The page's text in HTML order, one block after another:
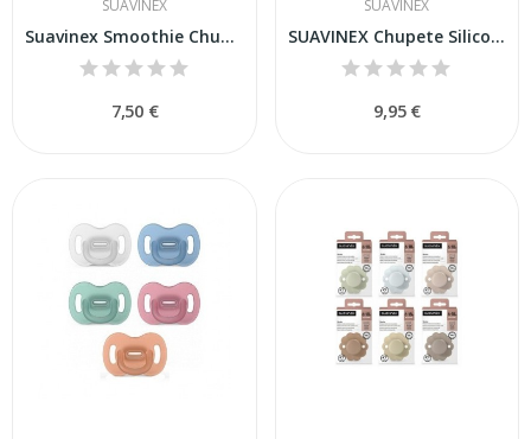
SUAVINEX
Suavinex Smoothie Chupete Silicona 6-18m
7,50 €
SUAVINEX
SUAVINEX Chupete Silicona Fisiológico 0 - 6...
9,95 €